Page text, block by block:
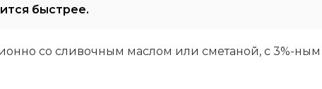
быстрее.
со сливочным маслом или сметаной, с 3%-ным